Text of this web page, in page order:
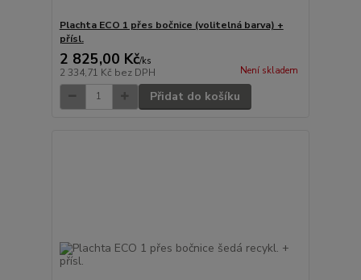
Plachta ECO 1 přes bočnice (volitelná barva) +
přísl.
2 825,00 Kč/ks
2 334,71 Kč bez DPH Není skladem
Přidat do košíku